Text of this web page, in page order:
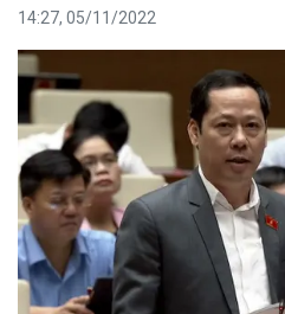
14:27, 05/11/2022